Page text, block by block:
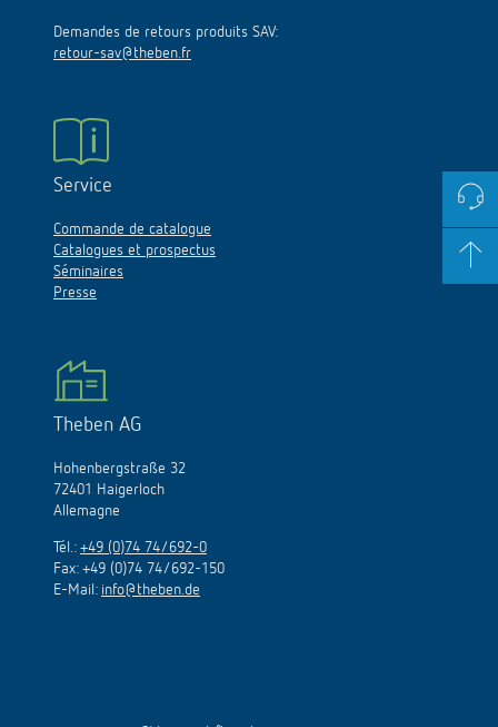
Demandes de retours produits SAV:
retour-sav@theben.fr
Service
Commande de catalogue
Catalogues et prospectus
Séminaires
Presse
Theben AG
Hohenbergstraße 32
72401 Haigerloch
Allemagne
Tél.: +49 (0)74 74/692-0
Fax: +49 (0)74 74/692-150
E-Mail: info@theben.de